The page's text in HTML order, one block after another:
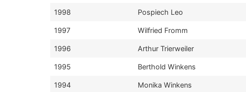
1998 Pospiech Leo
1997 Wilfried Fromm
1996 Arthur Trierweiler
1995 Berthold Winkens
1994 Monika Winkens